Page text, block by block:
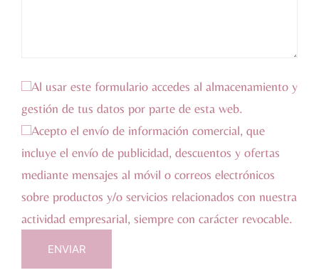
Al usar este formulario accedes al almacenamiento y
gestión de tus datos por parte de esta web.
Acepto el envío de información comercial, que
incluye el envío de publicidad, descuentos y ofertas
mediante mensajes al móvil o correos electrónicos
sobre productos y/o servicios relacionados con nuestra
actividad empresarial, siempre con carácter revocable.